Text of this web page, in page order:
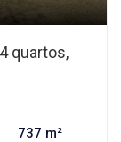
quartos,
737 m²